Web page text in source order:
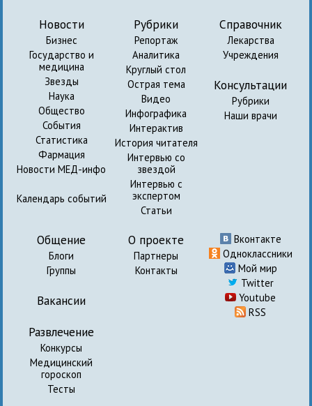
Новости
Бизнес
Государство и
медицина
Звезды
Наука
Общество
События
Статистика
Фармация
Новости МЕД-инфо
Календарь событий
Рубрики
Репортаж
Аналитика
Круглый стол
Острая тема
Видео
Инфографика
Интерактив
История читателя
Интервью со
звездой
Интервью с
экспертом
Статьи
Справочник
Лекарства
Учреждения
Консультации
Рубрики
Наши врачи
Общение
Блоги
Группы
Вакансии
Развлечение
Конкурсы
Медицинский
гороскоп
Тесты
О проекте
Партнеры
Контакты
Вконтакте
Одноклассники
Мой мир
Twitter
Youtube
RSS